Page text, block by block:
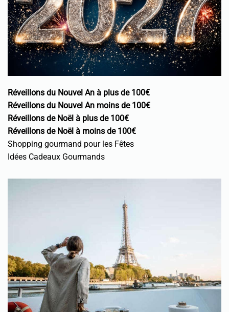
Réveillons du Nouvel An à plus de 100€
Réveillons du Nouvel An moins de 100€
Réveillons de Noël à plus de 100€
Réveillons de Noël à moins de 100€
Shopping gourmand pour les Fêtes
Idées Cadeaux Gourmands